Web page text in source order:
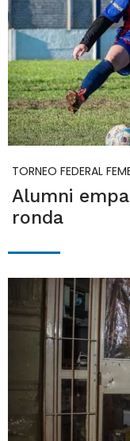
TORNEO FEDERAL
Alumni
ronda